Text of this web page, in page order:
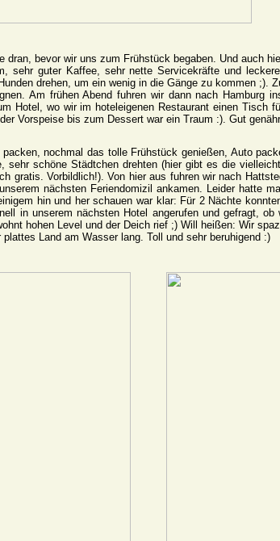
dran, bevor wir uns zum Frühstück begaben. Und auch
sehr guter Kaffee, sehr nette Servicekräfte und
drehen, um ein wenig in die Gänge zu kommen ;).
Am frühen Abend fuhren wir dann nach Hamburg
Hotel, wo wir im hoteleigenen Restaurant einen Tisch
Vorspeise bis zum Dessert war ein Traum :). Gut
nochmal das tolle Frühstück genießen, Auto
sehr schöne Städtchen drehten (hier gibt es die
gratis. Vorbildlich!). Von hier aus fuhren wir nach
nächsten Feriendomizil ankamen. Leider hatte
hin und her schauen war klar: Für 2 Nächte
in unserem nächsten Hotel angerufen und gefragt,
hohen Level und der Deich rief ;) Will heißen: Wir
Land am Wasser lang. Toll und sehr beruhigend :)